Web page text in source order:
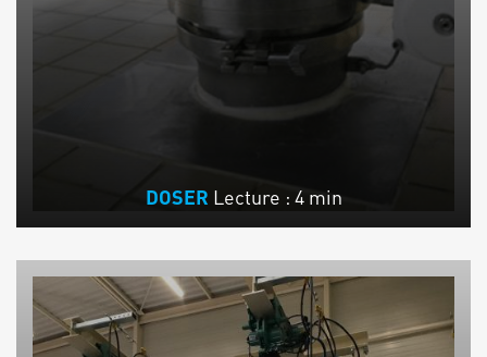
DOSER Lecture : 4 min